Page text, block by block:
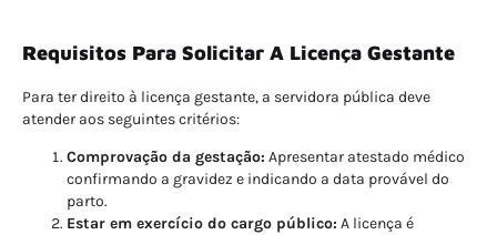
Requisitos Para Solicitar A Licença Gestante
Para ter direito à licença gestante, a servidora pública deve
atender aos seguintes critérios:
Comprovação da gestação: Apresentar atestado médico
confirmando a gravidez e indicando a data provável do
parto.
Estar em exercício do cargo público: A licença é